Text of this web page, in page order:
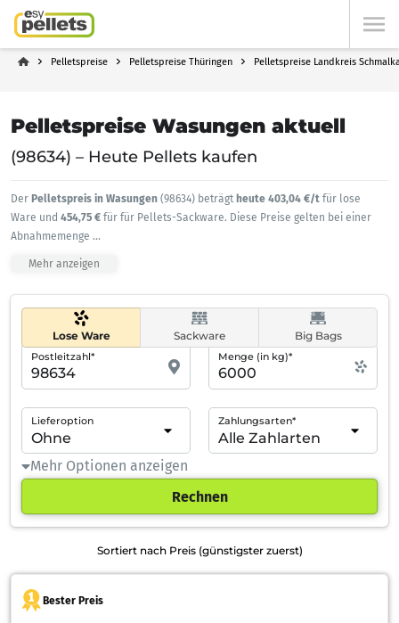
Pelletspreise Pelletspreise Thüringen Pelletspreise Landkreis
Pelletspreise Wasungen aktuell
(98634) – Heute Pellets kaufen
Der Pelletspreis in Wasungen (98634) beträgt heute 403,04 €/t für lose
Ware und 454,75 € für für Pellets-Sackware. Diese Preise gelten bei einer
Abnahmemenge ...
Mehr anzeigen
Lose Ware Sackware Big Bags
Postleitzahl* Menge (in kg)*
Lieferoption Zahlungsarten*
Mehr Optionen anzeigen
Rechnen
Sortiert nach Preis (günstigster zuerst)
Bester Preis